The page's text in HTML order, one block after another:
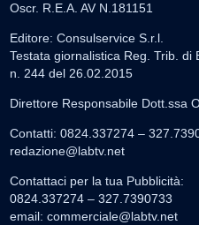
Oscr. R.E.A. AV N.181151
Editore: Consulservice S.r.l.
Testata giornalistica Reg. Trib. di
n. 244 del 26.02.2015
Direttore Responsabile Dott.ssa
Contatti: 0824.337274 –
redazione@labtv.net
Contattaci per la tua Pubblicità:
0824.337274 – 327.7390733
email: commerciale@labtv.net